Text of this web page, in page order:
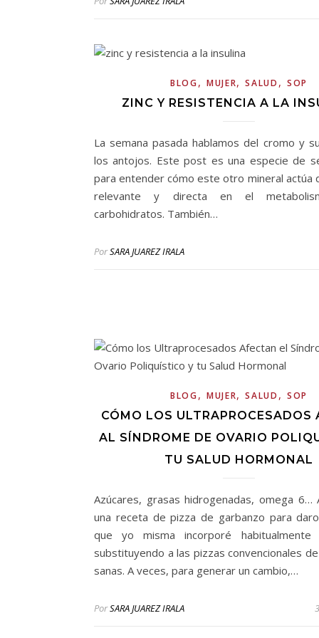
BLOG, MUJER,SALUD , SOP
ZINC Y RESISTENCIA A LA
La semana pasada hablamos del cromo y
los antojos. Este post es una especie de
para entender cómo este otro mineral actúa
relevante y directa en el
carbohidratos. También…
PorSARA JUAREZ IRALA
BLOG, MUJER,SALUD , SOP
CÓMO LOS ULTRAPROCESADOS
AL SÍNDROME DE OVARIO
TU SALUD HORMONAL
Azúcares, grasas hidrogenadas, omega 6…
una receta de pizza de garbanzo para
que yo misma incorporé
substituyendo a las pizzas convencionales
sanas. A veces, para generar un cambio,…
PorSARA JUAREZ IRALA